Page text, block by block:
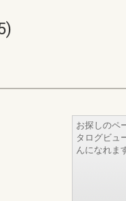
お探しのペ
タログビュ
んになれま